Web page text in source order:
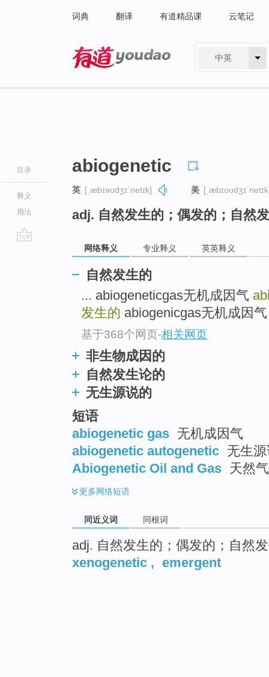
词典 翻译 有道精品课 云笔记
中英
目录
释义
用法
abiogenetic
英 [ˌæbɪəʊdʒɪˈnetɪk] 美
adj. 自然发生的；偶发的；自然
网络释义 专业释义 英英释义
自然发生的
... abiogeneticgas无机成因气
发生的 abiogenicgas无机成因
基于368个网页-相关网页
非生物成因的
自然发生论的
无生源说的
短语
abiogenetic gas 无机成因气
abiogenetic autogenetic 无生
Abiogenetic Oil and Gas 天然气
更多网络短语
同近义词 同根词
adj. 自然发生的；偶发的；自然
xenogenetic , emergent